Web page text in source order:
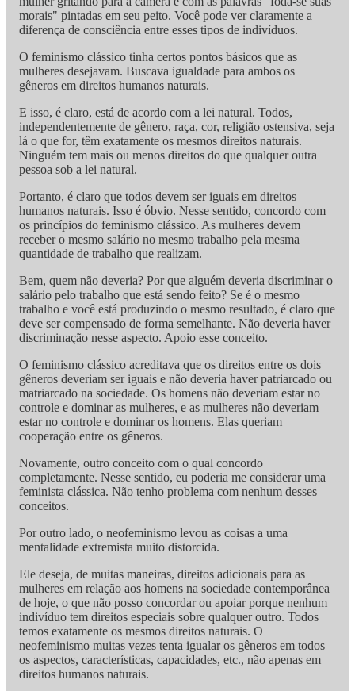
morais" pintadas em seu peito. Você pode ver claramente a
diferença de consciência entre esses tipos de indivíduos.
O feminismo clássico tinha certos pontos básicos que as
mulheres desejavam. Buscava igualdade para ambos os
gêneros em direitos humanos naturais.
E isso, é claro, está de acordo com a lei natural. Todos,
independentemente de gênero, raça, cor, religião ostensiva, seja
lá o que for, têm exatamente os mesmos direitos naturais.
Ninguém tem mais ou menos direitos do que qualquer outra
pessoa sob a lei natural.
Portanto, é claro que todos devem ser iguais em direitos
humanos naturais. Isso é óbvio. Nesse sentido, concordo com
os princípios do feminismo clássico. As mulheres devem
receber o mesmo salário no mesmo trabalho pela mesma
quantidade de trabalho que realizam.
Bem, quem não deveria? Por que alguém deveria discriminar o
salário pelo trabalho que está sendo feito? Se é o mesmo
trabalho e você está produzindo o mesmo resultado, é claro que
deve ser compensado de forma semelhante. Não deveria haver
discriminação nesse aspecto. Apoio esse conceito.
O feminismo clássico acreditava que os direitos entre os dois
gêneros deveriam ser iguais e não deveria haver patriarcado ou
matriarcado na sociedade. Os homens não deveriam estar no
controle e dominar as mulheres, e as mulheres não deveriam
estar no controle e dominar os homens. Elas queriam
cooperação entre os gêneros.
Novamente, outro conceito com o qual concordo
completamente. Nesse sentido, eu poderia me considerar uma
feminista clássica. Não tenho problema com nenhum desses
conceitos.
Por outro lado, o neofeminismo levou as coisas a uma
mentalidade extremista muito distorcida.
Ele deseja, de muitas maneiras, direitos adicionais para as
mulheres em relação aos homens na sociedade contemporânea
de hoje, o que não posso concordar ou apoiar porque nenhum
indivíduo tem direitos especiais sobre qualquer outro. Todos
temos exatamente os mesmos direitos naturais. O
neofeminismo muitas vezes tenta igualar os gêneros em todos
os aspectos, características, capacidades, etc., não apenas em
direitos humanos naturais.